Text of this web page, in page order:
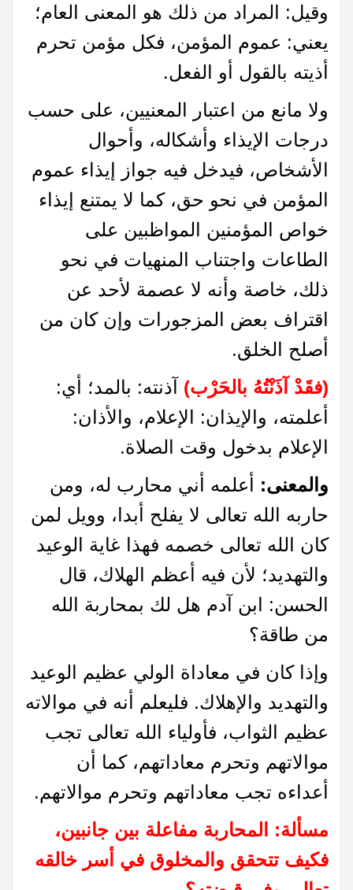
وقيل: المراد من ذلك هو المعنى العام؛
يعني: عموم المؤمن، فكل مؤمن تحرم
أذيته بالقول أو الفعل.
ولا مانع من اعتبار المعنيين، على حسب
درجات الإيذاء وأشكاله، وأحوال
الأشخاص، فيدخل فيه جواز إيذاء عموم
المؤمن في نحو حق، كما لا يمتنع إيذاء
خواص المؤمنين المواظبين على
الطاعات واجتناب المنهيات في نحو
ذلك، خاصة وأنه لا عصمة لأحد عن
اقتراف بعض المزجورات وإن كان من
أصلح الخلق.
(فقَدْ آذَنْتُهُ بالحَرْب) آذنته: بالمد؛ أي:
أعلمته، والإيذان: الإعلام، والأذان:
الإعلام بدخول وقت الصلاة.
والمعنى: أعلمه أني محارب له، ومن
حاربه الله تعالى لا يفلح أبدا، وويل لمن
كان الله تعالى خصمه فهذا غاية الوعيد
والتهديد؛ لأن فيه أعظم الهلاك، قال
الحسن: ابن آدم هل لك بمحاربة الله
من طاقة؟
وإذا كان في معاداة الولي عظيم الوعيد
والتهديد والإهلاك. فليعلم أنه في موالاته
عظيم الثواب، فأولياء الله تعالى تجب
موالاتهم وتحرم معاداتهم، كما أن
أعداءه تجب معاداتهم وتحرم موالاتهم.
مسألة: المحاربة مفاعلة بين جانبين،
فكيف تتحقق والمخلوق في أسر خالقه